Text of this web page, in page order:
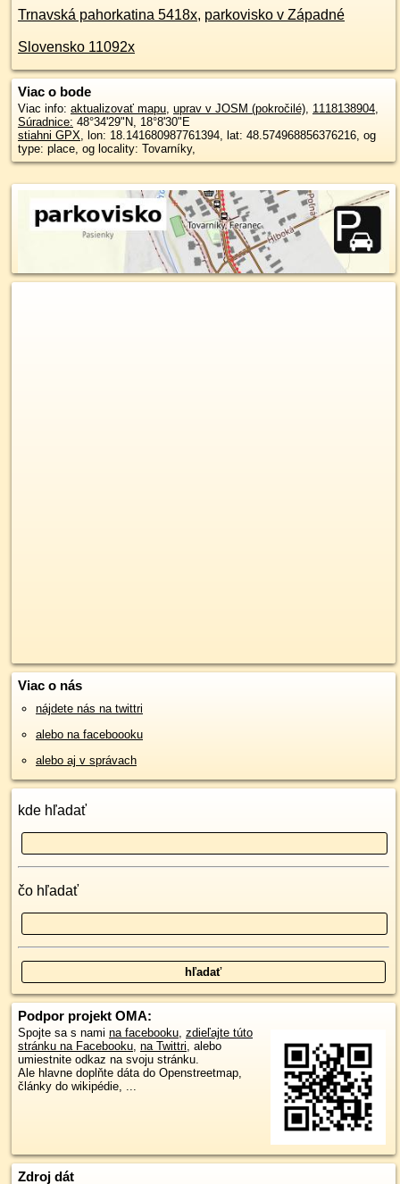
Trnavská pahorkatina 5418x, parkovisko v Západné
Slovensko 11092x
Viac o bode
Viac info: aktualizovať mapu, uprav v JOSM (pokročilé), 1118138904,
Súradnice: 48°34'29"N, 18°8'30"E
stiahni GPX, lon: 18.141680987761394, lat: 48.574968856376216, og
type: place, og locality: Tovarníky,
Viac o nás
nájdete nás na twittri
alebo na faceboooku
alebo aj v správach
kde hľadať
čo hľadať
Podpor projekt OMA:
Spojte sa s nami na facebooku, zdieľajte túto
stránku na Facebooku, na Twittri, alebo
umiestnite odkaz na svoju stránku.
Ale hlavne doplňte dáta do Openstreetmap,
články do wikipédie, ...
Zdroj dát